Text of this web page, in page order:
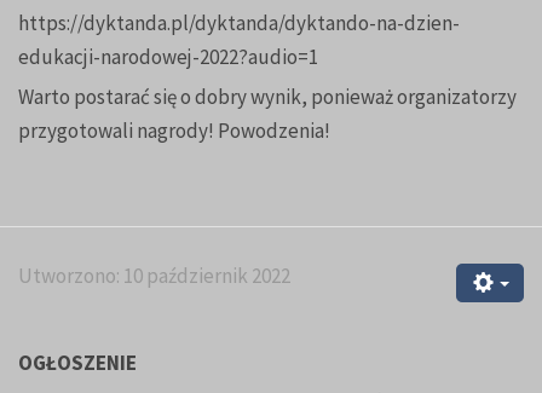
https://dyktanda.pl/dyktanda/dyktando-na-dzien-
edukacji-narodowej-2022?audio=1
Warto postarać się o dobry wynik, ponieważ organizatorzy
przygotowali nagrody! Powodzenia!
Utworzono: 10 październik 2022
OGŁOSZENIE